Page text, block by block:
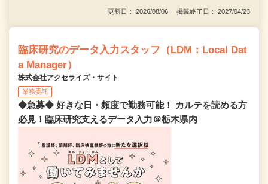
更新日： 2026/08/06 掲載終了日： 2027/04/23
臨床研究のデータ入力スタッフ（LDM：Local Dat
a Manager）
株式会社アクセライズ・サイト
業務委託
◆急募◆ 好きな日・頻度で勤務可能！ カルテを読める方
必見！臨床研究支えるデータ入力＠栃木県内